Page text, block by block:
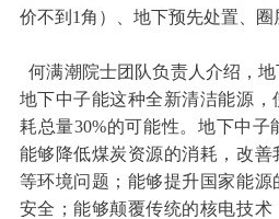
价不到1角）、地下预先处置、圈
何满潮院士团队负责人介绍，
地下中子能这种全新清洁能源
耗总量30%的可能性。地下中子
能够降低煤炭资源的消耗，改
等环境问题；能够提升国家能
安全；能够颠覆传统的核电技术